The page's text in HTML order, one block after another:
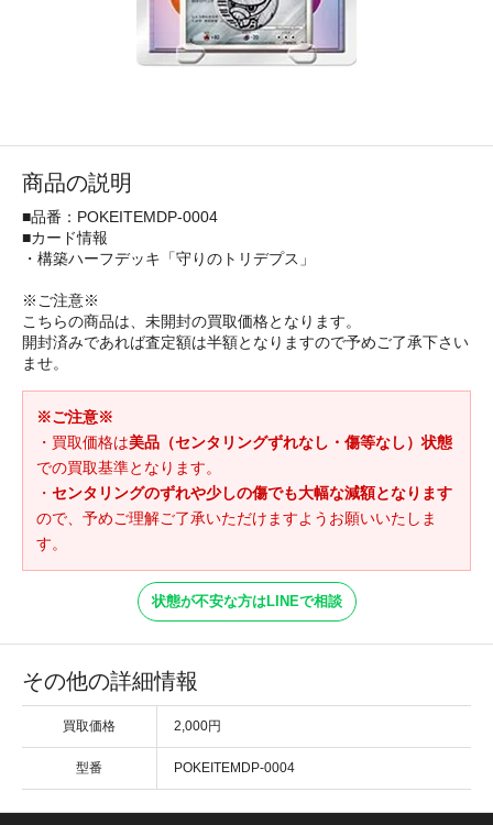
商品の説明
■品番：POKEITEMDP-0004
■カード情報
・構築ハーフデッキ「守りのトリデプス」
※ご注意※
こちらの商品は、未開封の買取価格となります。
開封済みであれば査定額は半額となりますので予めご了承下さい
ませ。
※ご注意※
・買取価格は美品（センタリングずれなし・傷等なし）状態
での買取基準となります。
・ センタリングのずれや少しの傷でも大幅な減額となります
ので、予めご理解ご了承いただけますようお願いいたしま
す。
状態が不安な方はLINEで相談
その他の詳細情報
買取価格 2,000円
型番 POKEITEMDP-0004